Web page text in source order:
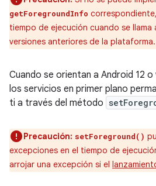
getForegroundInfo
tiempo de ejecución cuando se llama
versiones anteriores de la plataforma.
Cuando se orientan a Android 12
los servicios en primer plano
ti a través del método
Precaución: setForeground()
excepciones en el tiempo de
arrojar una excepción si el